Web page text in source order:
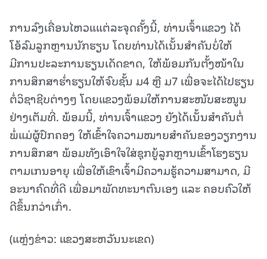
ການລົງເຄື່ອນໄຫວແແຕ່ລະຈຸດຄັ້ງນີ້, ທ່ານເຈົ້າແຂວງ ໄດ້
ໂອ້ລົມລູກຫຼານນັກຮຽນ ໂດຍທ່ານໄດ້ເນັ້ນສຳຄັນບໍ່ໃຫ້
ມີການປະລະການຮຽນເດັດຂາດ, ໃຫ້ພ້ອມກັນຕັ້ງໜ້າໃນ
ການສຶກສາຮ່ຳຮຽນໃຫ້ຈົບຊັ້ນ ມ4 ຫຼື ມ7 ເພື່ອຈະໄດ້ໄປຮຽນ
ຕໍ່ວິຊາຊີບຕ່າງໆ ໂດຍແຂວງພ້ອມໃຫ້ການສະໜັບສະໜູນ
ຢ່າງເຕັມທີ່. ພ້ອມນີ້, ທ່ານເຈົ້າແຂວງ ຍັງໄດ້ເນັ້ນສຳຄັນຕໍ່
ພໍ່ແມ່ຜູ້ປົກຄອງ ໃຫ້ເຂົ້າໃຈຄວາມໝາຍສຳຄັນຂອງວຽກງານ
ການສຶກສາ ພ້ອມທັງເອົາໃຈໃສ່ຊຸກຍູ້ລູກຫຼານເຂົ້າໂຮງຮຽນ
ຕາມເກນອາຍຸ ເພື່ອໃຫ້ເຂົາເຈົ້າມີຄວາມຮູ້ຄວາມສາມາດ, ມີ
ອະນາຄົດທີ່ດີ ເພື່ອມາພັດທະນາຕົນເອງ ແລະ ຄອບຄົວໃຫ້
ດີຂຶ້ນກວ່າເກົ່າ.
(ແຫຼ່ງຂ່າວ: ແຂວງສະຫວັນນະເຂດ)